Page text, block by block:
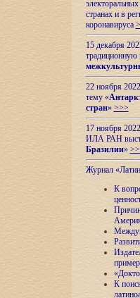
странах и в
коронавируса
15 декабря
22 ноября
тему «
стран» >>>
17 ноября
ИЛА РАН
Бразилии»
Журнал
К
К